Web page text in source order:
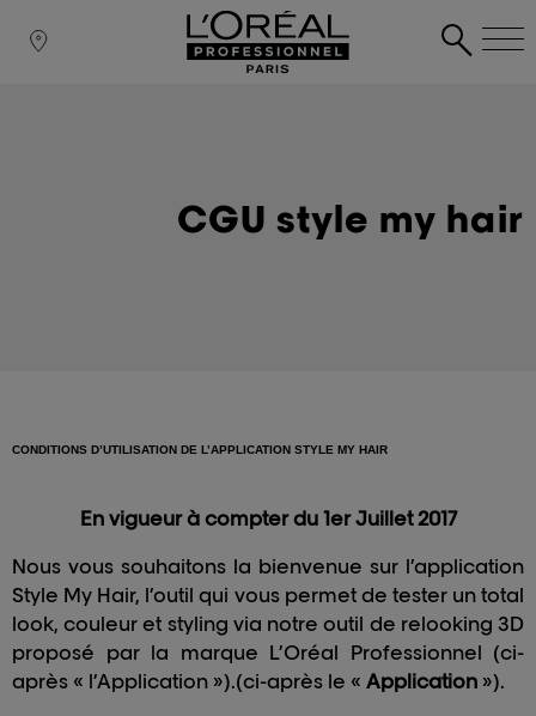
CGU style my hair
CONDITIONS D’UTILISATION DE L’APPLICATION STYLE MY HAIR
En vigueur à compter du 1er Juillet 2017
Nous vous souhaitons la bienvenue sur l’application
Style My Hair, l’outil qui vous permet de tester un total
look, couleur et styling via notre outil de relooking 3D
proposé par la marque L’Oréal Professionnel (ci-
après « l’Application »).(ci-après le « Application »).